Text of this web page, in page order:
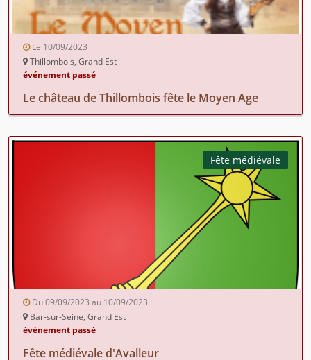
Le 10/09/2023
Thillombois, Grand Est
événement passé
Le château de Thillombois fête le Moyen Age
Fête médiévale
Du 09/09/2023 au 10/09/2023
Bar-sur-Seine, Grand Est
événement passé
Fête médiévale d'Avalleur